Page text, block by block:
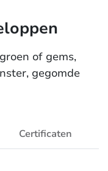
of gems,
gegomde
Certificaten